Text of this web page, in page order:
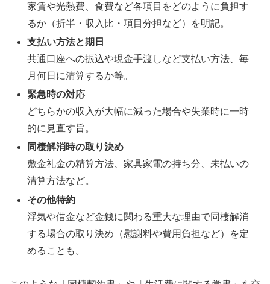
家賃や光熱費、食費など各項目をどのように負担す
るか（折半・収入比・項目分担など）を明記。
支払い方法と期日
共通口座への振込や現金手渡しなど支払い方法、毎
月何日に清算するか等。
緊急時の対応
どちらかの収入が大幅に減った場合や失業時に一時
的に見直す旨。
同棲解消時の取り決め
敷金礼金の精算方法、家具家電の持ち分、未払いの
清算方法など。
その他特約
浮気や借金など金銭に関わる重大な理由で同棲解消
する場合の取り決め（慰謝料や費用負担など）を定
めることも。